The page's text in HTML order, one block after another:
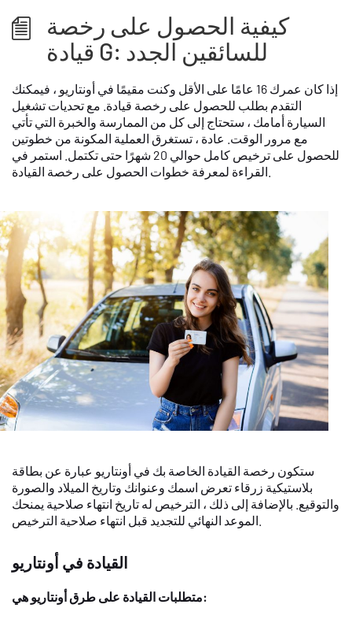
كيفية الحصول على رخصة
قيادة G: للسائقين الجدد
إذا كان عمرك 16 عامًا على الأقل وكنت مقيمًا في أونتاريو ، فيمكنك
التقدم بطلب للحصول على رخصة قيادة. مع تحديات تشغيل
السيارة أمامك ، ستحتاج إلى كل من الممارسة والخبرة التي تأتي
مع مرور الوقت. عادة ، تستغرق العملية المكونة من خطوتين
للحصول على ترخيص كامل حوالي 20 شهرًا حتى تكتمل. استمر في
ستكون رخصة القيادة الخاصة بك في أونتاريو عبارة عن بطاقة
بلاستيكية زرقاء تعرض اسمك وعنوانك وتاريخ الميلاد والصورة
والتوقيع. بالإضافة إلى ذلك ، الترخيص له تاريخ انتهاء صلاحية يمنحك
القيادة في أونتاريو
متطلبات القيادة على طرق أونتاريو هي: